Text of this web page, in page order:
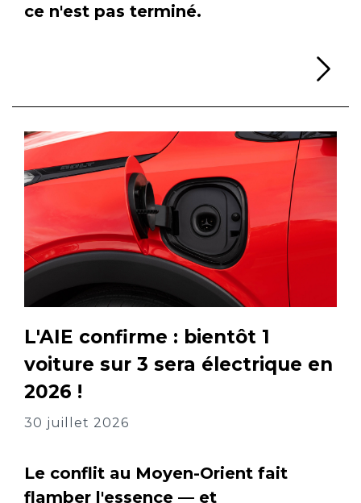
ce n'est pas terminé.
L'AIE confirme : bientôt 1
voiture sur 3 sera électrique en
2026 !
30 juillet 2026
Le conflit au Moyen-Orient fait
flamber l'essence — et